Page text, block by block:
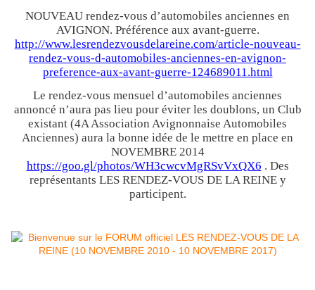
NOUVEAU rendez-vous d’automobiles anciennes en
AVIGNON. Préférence aux avant-guerre.
http://www.lesrendezvousdelareine.com/article-nouveau-
rendez-vous-d-automobiles-anciennes-en-avignon-
preference-aux-avant-guerre-124689011.html
Le rendez-vous mensuel d’automobiles anciennes
annoncé n’aura pas lieu pour éviter les doublons, un Club
existant (4A Association Avignonnaise Automobiles
Anciennes) aura la bonne idée de le mettre en place en
NOVEMBRE 2014
https://goo.gl/photos/WH3cwcvMgRSvVxQX6 . Des
représentants LES RENDEZ-VOUS DE LA REINE y
participent.